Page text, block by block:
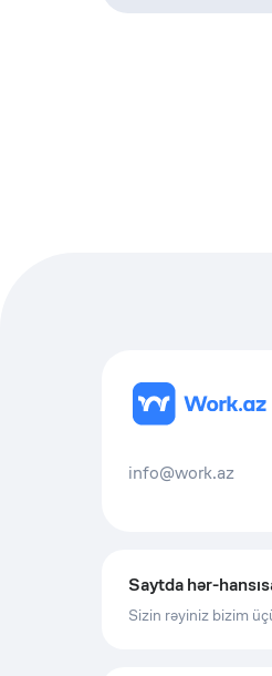
info@work.az
Saytda hər-
Sizin rəyiniz bizim